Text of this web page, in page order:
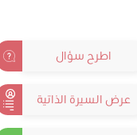
اطرح سؤال
عرض السيرة الذاتية